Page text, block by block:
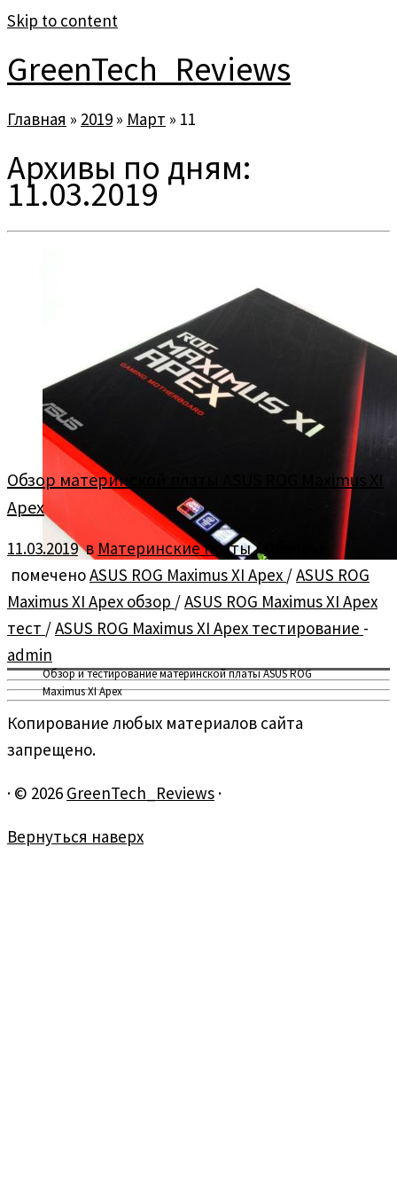
Skip to content
GreenTech_Reviews
Главная » 2019 » Март » 11
Архивы по дням:
11.03.2019
Обзор и тестирование материнской платы ASUS ROG
Maximus XI Apex
Обзор материнской платы ASUS ROG Maximus XI
Apex
11.03.2019в Материнские платы/
помеченоASUS ROG Maximus XI Apex /ASUS ROG
Maximus XI Apex обзор /ASUS ROG Maximus XI Apex
тест /ASUS ROG Maximus XI Apex тестирование -
admin
Копирование любых материалов сайта
запрещено.
· © 2026 GreenTech_Reviews ·
Вернуться наверх